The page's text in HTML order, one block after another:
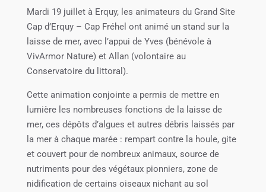
Mardi 19 juillet à Erquy, les animateurs du Grand Site
Cap d’Erquy – Cap Fréhel ont animé un stand sur la
laisse de mer, avec l’appui de Yves (bénévole à
VivArmor Nature) et Allan (volontaire au
Conservatoire du littoral).
Cette animation conjointe a permis de mettre en
lumière les nombreuses fonctions de la laisse de
mer, ces dépôts d’algues et autres débris laissés par
la mer à chaque marée : rempart contre la houle, gite
et couvert pour de nombreux animaux, source de
nutriments pour des végétaux pionniers, zone de
nidification de certains oiseaux nichant au sol